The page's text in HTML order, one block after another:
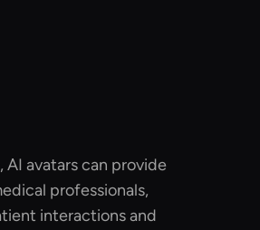
AI avatars can provide
professionals,
interactions and